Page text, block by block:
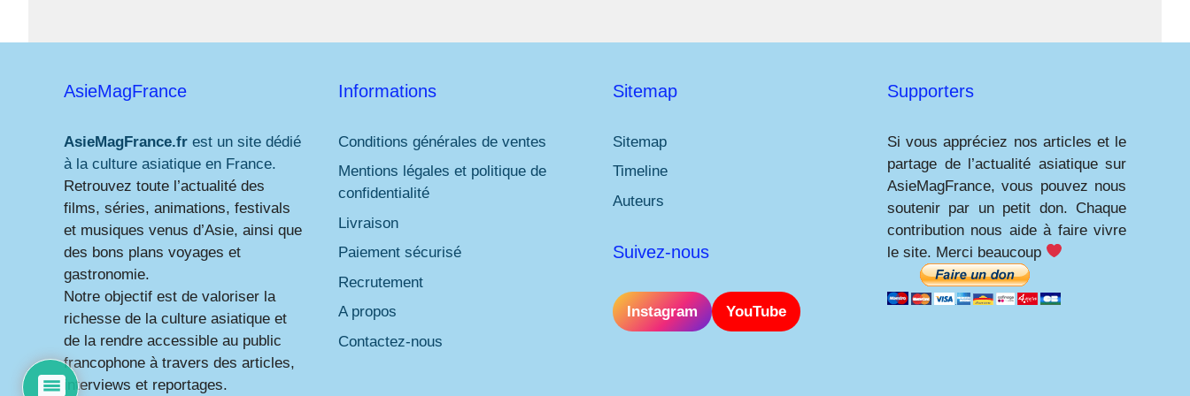
AsieMagFrance
AsieMagFrance.fr est un site dédié
à la culture asiatique en France.
Retrouvez toute l’actualité des
films, séries, animations, festivals
et musiques venus d’Asie, ainsi que
des bons plans voyages et
gastronomie.
Notre objectif est de valoriser la
richesse de la culture asiatique et
de la rendre accessible au public
francophone à travers des articles,
interviews et reportages.
Informations
Conditions générales de ventes
Mentions légales et politique de
confidentialité
Livraison
Paiement sécurisé
Recrutement
A propos
Contactez-nous
Sitemap
Sitemap
Timeline
Auteurs
Suivez-nous
Instagram YouTube
Supporters
Si vous appréciez nos articles et le
partage de l’actualité asiatique sur
AsieMagFrance, vous pouvez nous
soutenir par un petit don. Chaque
contribution nous aide à faire vivre
le site. Merci beaucoup